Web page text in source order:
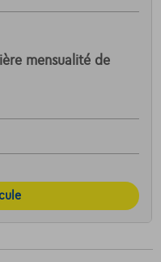
mensualité de